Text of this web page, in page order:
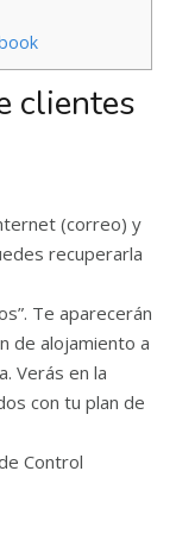
clientes
(correo) y
recuperarla
Te aparecerán
de alojamiento a
Verás en la
con tu plan de
Control